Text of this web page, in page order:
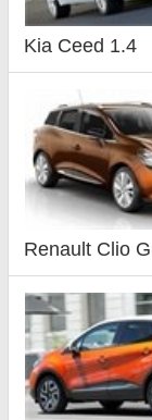
Kia Ceed 1.4
Renault Clio